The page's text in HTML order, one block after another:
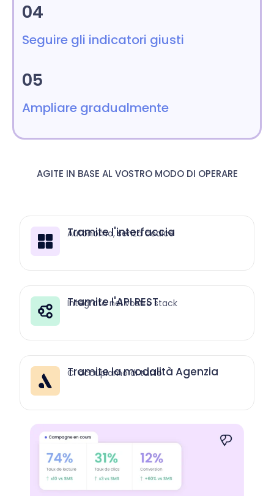
04
Seguire gli indicatori giusti
05
Ampliare gradualmente
AGITE IN BASE AL VOSTRO MODO DI OPERARE
Tramite l'interfaccia
Autonomo, senza codice
Tramite l'API REST
Integrato nel vostro stack
Tramite la modalità Agenzia
Ci occupiamo di tutto